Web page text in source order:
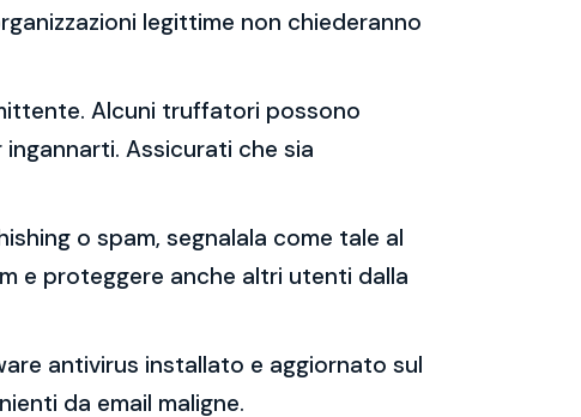
legittime non chiederanno
Alcuni truffatori possono
Assicurati che sia
o spam, segnalala come tale al
e proteggere anche altri utenti dalla
antivirus installato e aggiornato sul
da email maligne.